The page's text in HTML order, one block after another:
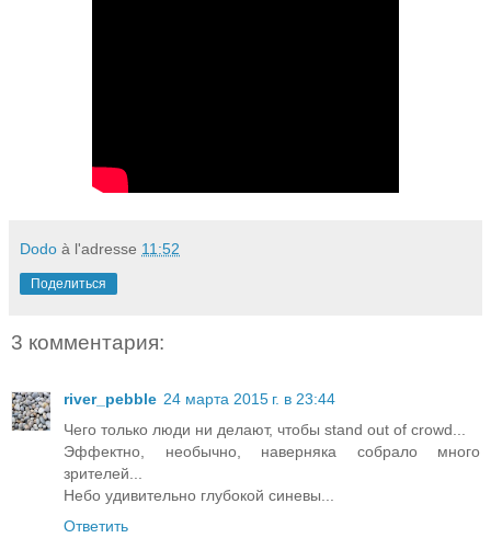
Dodo à l'adresse 11:52
Поделиться
3 комментария:
river_pebble 24 марта 2015 г. в 23:44
Чего только люди ни делают, чтобы stand out of crowd...
Эффектно, необычно, наверняка собрало много
зрителей...
Hебо удивительно глубокой синевы...
Ответить